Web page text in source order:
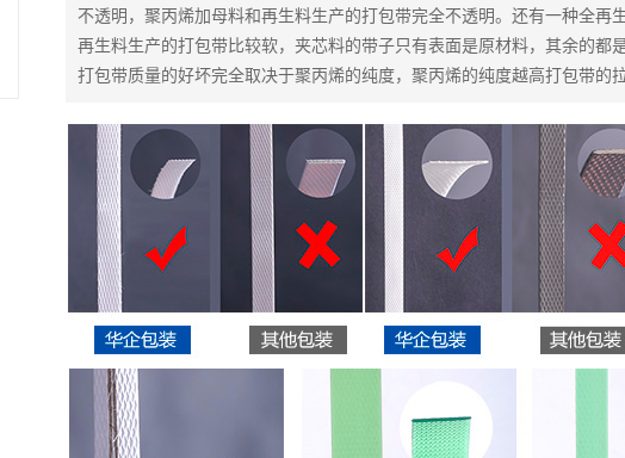
不透明，聚丙烯加母料和再生料生产的打包带完全不透明。还有一种全再
再生料生产的打包带比较软，夹芯料的带子只有表面是原材料，其余的都
打包带质量的好坏完全取决于聚丙烯的纯度，聚丙烯的纯度越高打包带的